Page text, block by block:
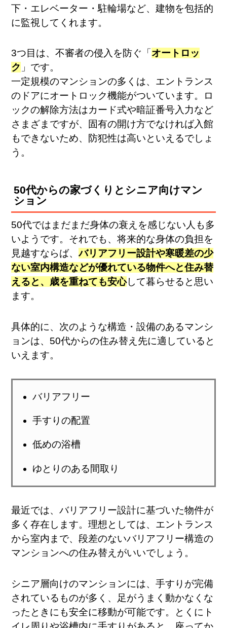
下・エレベーター・駐輪場など、建物を包括的
に監視してくれます。
3つ目は、不審者の侵入を防ぐ「 オートロッ
ク 」です。
一定規模のマンションの多くは、エントランス
のドアにオートロック機能がついています。ロ
ックの解除方法はカード式や暗証番号入力など
さまざまですが、固有の開け方でなければ入館
もできないため、防犯性は高いといえるでしょ
う。
50代からの家づくりとシニア向けマン
ション
50代ではまだまだ身体の衰えを感じない人も多
いようです。それでも、将来的な身体の負担を
見越すならば、バリアフリー設計や寒暖差の少
ない室内構造などが優れている物件へと住み替
えると、歳を重ねても安心して暮らせると思い
ます。
具体的に、次のような構造・設備のあるマンシ
ョンは、50代からの住み替え先に適していると
いえます。
バリアフリー
手すりの配置
低めの浴槽
ゆとりのある間取り
最近では、バリアフリー設計に基づいた物件が
多く存在します。理想としては、エントランス
から室内まで、段差のないバリアフリー構造の
マンションへの住み替えがいいでしょう。
シニア層向けのマンションには、手すりが完備
されているものが多く、足がうまく動かなくな
ったときにも安全に移動が可能です。とくにト